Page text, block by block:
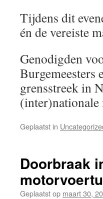
Tijdens dit
én de vereiste
Genodigden
Burgemeesters
grensstreek in
(inter)nationale
Geplaatst in
Doorbraak
Geplaatst op maart 30,